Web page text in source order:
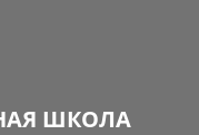
ШКОЛА